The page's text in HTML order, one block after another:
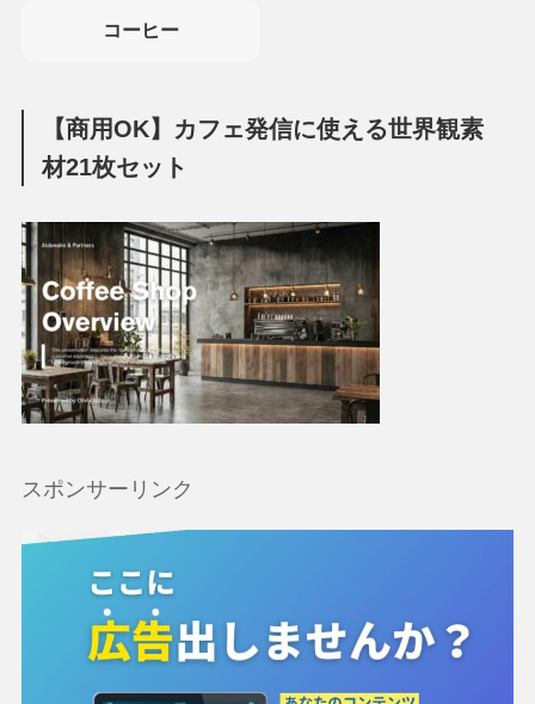
コーヒー
【商用OK】カフェ発信に使える世界観素
材21枚セット
スポンサーリンク